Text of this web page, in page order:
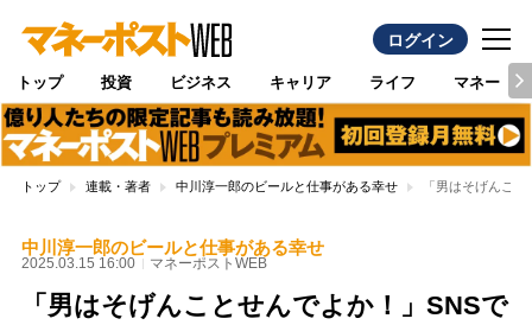
ログイン
トップ 投資 ビジネス キャリア ライフ マネー
トップ 連載・著者 中川淳一郎のビールと仕事がある幸せ 「男はそげんこ
中川淳一郎のビールと仕事がある幸せ
2025.03.15 16:00 マネーポストWEB
「男はそげんことせんでよか！」SNSで